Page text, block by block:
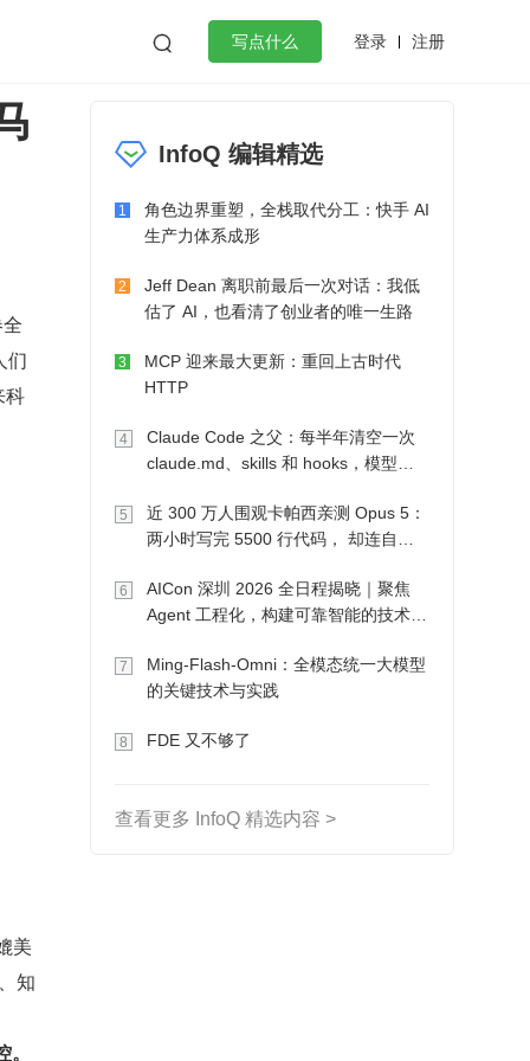
 写点什么 登录 注册
作
微服务架构 flutter
们
科
美
知
InfoQ 编辑精选
1
角色边界重塑，全栈取代分工：快手 AI
生产力体系成形
2
Jeff Dean 离职前最后一次对话：我低
估了 AI，也看清了创业者的唯一生路
3
MCP 迎来最大更新：重回上古时代
HTTP
4
Claude Code 之父：每半年清空一次
claude.md、skills 和 hooks，模型自
5
近 300 万人围观卡帕西亲测 Opus 5：
两小时写完 5500 行代码， 却连自己
6
AICon 深圳 2026 全日程揭晓｜聚焦
Agent 工程化，构建可靠智能的技术路
7
Ming-Flash-Omni：全模态统一大模型
的关键技术与实践
8 FDE 又不够了
查看更多 InfoQ 精选内容 >